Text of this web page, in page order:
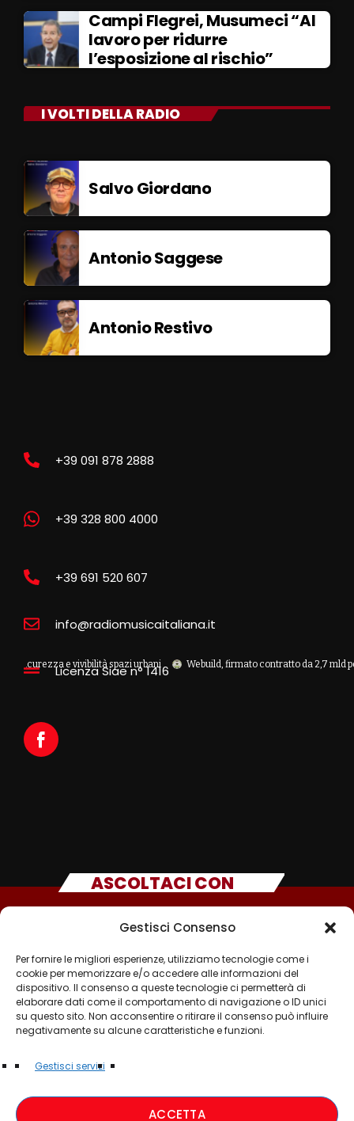
Gestisci Consenso
Per fornire le migliori esperienze, utilizziamo tecnologie come i
cookie per memorizzare e/o accedere alle informazioni del
dispositivo. Il consenso a queste tecnologie ci permetterà di
elaborare dati come il comportamento di navigazione o ID unici
su questo sito. Non acconsentire o ritirare il consenso può influire
negativamente su alcune caratteristiche e funzioni.
Gestisci servizi
ACCETTA
Campi Flegrei, Musumeci “Al
lavoro per ridurre
l’esposizione al rischio”
I VOLTI DELLA RADIO
Salvo Giordano
Antonio Saggese
Antonio Restivo
e vivibilità spazi urbani Webuild, firmato contratto da 2,7 mld per la
+39 091 878 2888
+39 328 800 4000
+39 691 520 607
info@radiomusicaitaliana.it
Licenza Siae n° 1416
ASCOLTACI CON